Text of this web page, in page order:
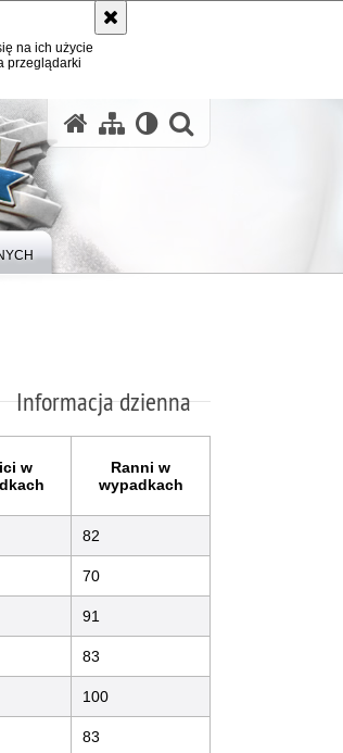
na ich użycie
przeglądarki
Informacja dzienna
w
Ranni w
wypadkach
82
70
91
83
100
83